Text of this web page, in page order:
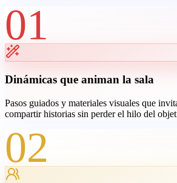
01
Dinámicas que animan la sala
Pasos guiados y materiales visuales que
compartir historias sin perder el hilo del
02